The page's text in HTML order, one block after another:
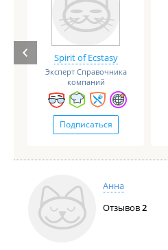
Spirit of Ecstasy
Эксперт Справочника
компаний
Подписаться
Анна
Отзывов2